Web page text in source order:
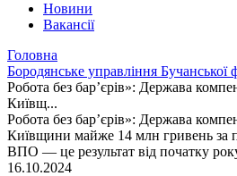
Новини
Вакансії
Головна
Бородянське управління Бучанської
Робота без бар’єрів»: Держава
Київщ...
Робота без бар’єрів»: Держава
Київщини майже 14 млн гривень за
ВПО — це результат від початку
16.10.2024